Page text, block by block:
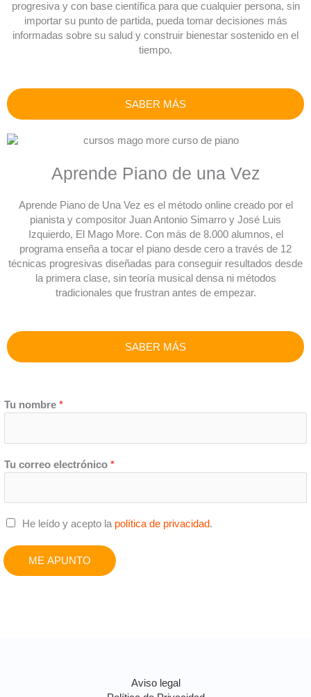
progresiva y con base científica para que cualquier persona, sin
importar su punto de partida, pueda tomar decisiones más
informadas sobre su salud y construir bienestar sostenido en el
tiempo.
SABER MÁS
Aprende Piano de una Vez
Aprende Piano de Una Vez es el método online creado por el
pianista y compositor Juan Antonio Simarro y José Luis
Izquierdo, El Mago More. Con más de 8.000 alumnos, el
programa enseña a tocar el piano desde cero a través de 12
técnicas progresivas diseñadas para conseguir resultados desde
la primera clase, sin teoría musical densa ni métodos
tradicionales que frustran antes de empezar.
SABER MÁS
Tu nombre *
Tu correo electrónico *
C
s
i
He leído y acepto la política de privacidad.
ME APUNTO
Aviso legal